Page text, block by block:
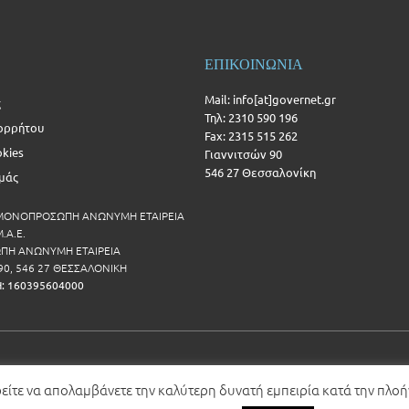
ΜΟΝΟΠΡΟΣΩΠΗ ΑΝΩΝΥΜΗ ΕΤΑΙΡΕΙΑ
ΑΝΩΝΥΜΗ ΕΤΑΙΡΕΙΑ
546 27 ΘΕΣΣΑΛΟΝΙΚΗ
160395604000
ΕΠΙΚΟΙΝΩΝΙΑ
Mail: info[at]governet.gr
Τηλ: 2310 590 196
Fax: 2315 515 262
Γιαννιτσών 90
546 27 Θεσσαλονίκη
να απολαμβάνετε την καλύτερη δυνατή εμπειρία κατά την